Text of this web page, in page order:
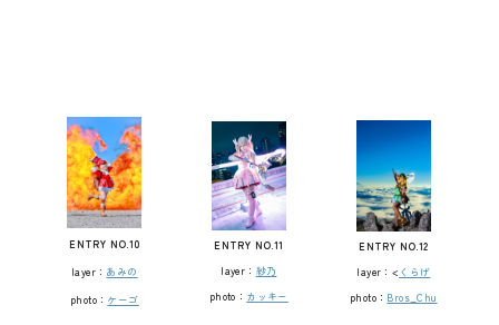
ENTRY NO.10
layer： あみの
photo： ケーゴ
ENTRY NO.11
layer： 紗乃
photo： カッキー
ENTRY NO.12
layer：< くらげ
photo： Bros_Chu